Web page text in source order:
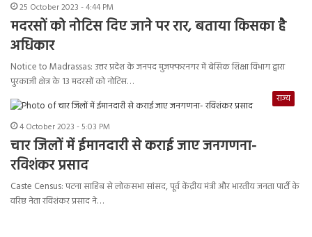
25 October 2023 - 4:44 PM
मदरसों को नोटिस दिए जाने पर रार, बताया किसका है
अधिकार
Notice to Madrassas: उत्तर प्रदेश के जनपद मुजफ्फरनगर में बेसिक शिक्षा विभाग द्वारा
पुरकाजी क्षेत्र के 13 मदरसों को नोटिस…
राज्य
4 October 2023 - 5:03 PM
चार जिलों में ईमानदारी से कराई जाए जनगणना-
रविशंकर प्रसाद
Caste Census: पटना साहिब से लोकसभा सांसद, पूर्व केंद्रीय मंत्री और भारतीय जनता पार्टी के
वरिष्ठ नेता रविशंकर प्रसाद ने…